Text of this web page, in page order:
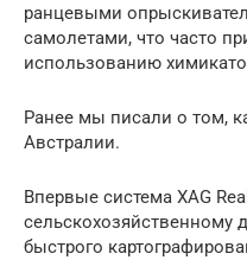
ранцевыми
самолетами, что часто
использованию
Ранее мы писали о том,
Австралии.
Впервые система XAG
сельскохозяйственному
быстрого